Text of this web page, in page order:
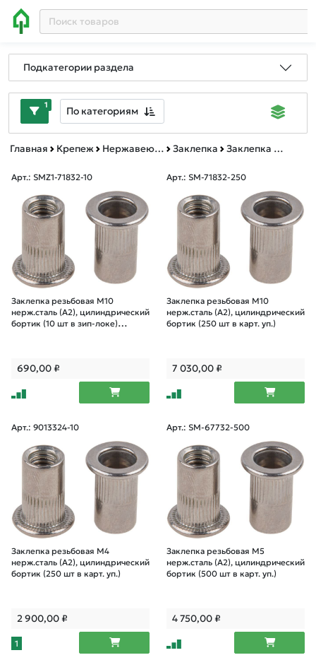
Подкатегории раздела
1 По категориям
Главная Крепеж Нержавеющий крепеж Заклепка Заклепка резьбовая
Арт.: SMZ1-71832-10
Заклепка резьбовая М10
нерж.сталь (А2), цилиндрический
бортик (10 шт в зип-локе)
690,00₽
Арт.: SM-71832-250
Заклепка резьбовая М10
нерж.сталь (А2), цилиндрический
бортик (250 шт в карт. уп.)
7 030,00₽
Арт.: 9013324-10
Заклепка резьбовая М4
нерж.сталь (А2), цилиндрический
бортик (250 шт в карт. уп.)
2 900,00₽
1
Арт.: SM-67732-500
Заклепка резьбовая М5
нерж.сталь (А2), цилиндрический
бортик (500 шт в карт. уп.)
4 750,00₽